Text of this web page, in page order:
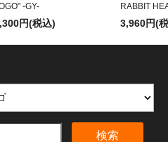
-GY-
円(税込)
RABBIT
3,960円(
検索